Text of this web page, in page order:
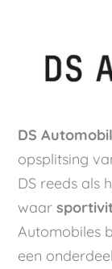
DS
opsplitsing
DS reeds als
waar
Automobiles
een